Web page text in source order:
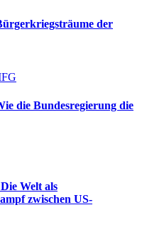
der
die Bundesregierung die
Welt als
zwischen US-